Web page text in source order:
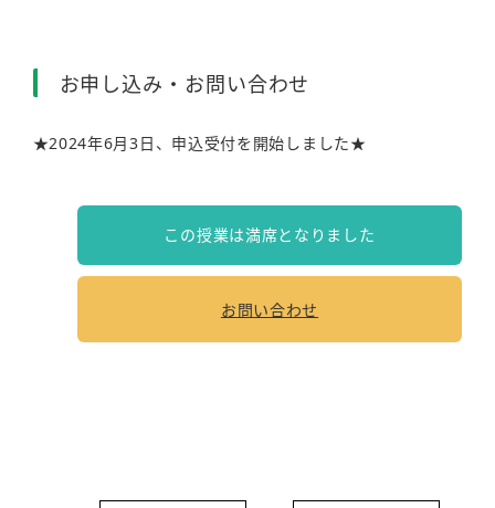
お申し込み・お問い合わせ
★2024年6月3日、申込受付を開始しました★
この授業は満席となりました
お問い合わせ